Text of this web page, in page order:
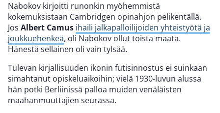
Nabokov kirjoitti runonkin myöhemmistä
kokemuksistaan Cambridgen opinahjon pelikentällä.
Jos Albert Camus ihaili jalkapalloilijoiden yhteistyötä ja
joukkuehenkeä, oli Nabokov ollut toista maata.
Hänestä sellainen oli vain tylsää.
Tulevan kirjallisuuden ikonin futisinnostus ei suinkaan
simahtanut opiskeluaikoihin; vielä 1930-luvun alussa
hän potki Berliinissä palloa muiden venäläisten
maahanmuuttajien seurassa.